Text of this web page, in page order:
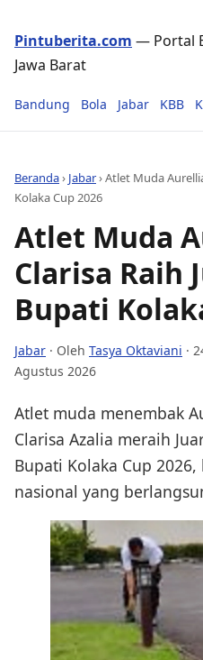
Pintuberita.com — Portal
Jawa Barat
Bandung Bola Jabar KBB
Beranda› Jabar›Atlet Muda
Kolaka Cup 2026
Atlet Muda
Clarisa Raih
Bupati
Jabar · Oleh Tasya Oktaviani ·
Agustus 2026
Atlet muda menembak
Clarisa Azalia meraih
Bupati Kolaka Cup
nasional yang